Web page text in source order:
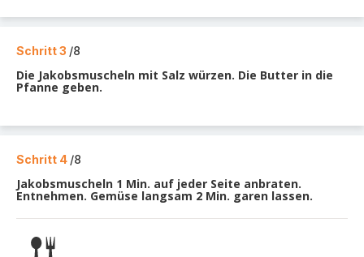
Schritt 3 /8
Die Jakobsmuscheln mit Salz würzen. Die Butter in die
Pfanne geben.
Schritt 4 /8
Jakobsmuscheln 1 Min. auf jeder Seite anbraten.
Entnehmen. Gemüse langsam 2 Min. garen lassen.